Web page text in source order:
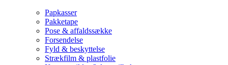
Papkasser
Pakketape
Pose & affaldssække
Forsendelse
Fyld & beskyttelse
Strækfilm & plastfolie